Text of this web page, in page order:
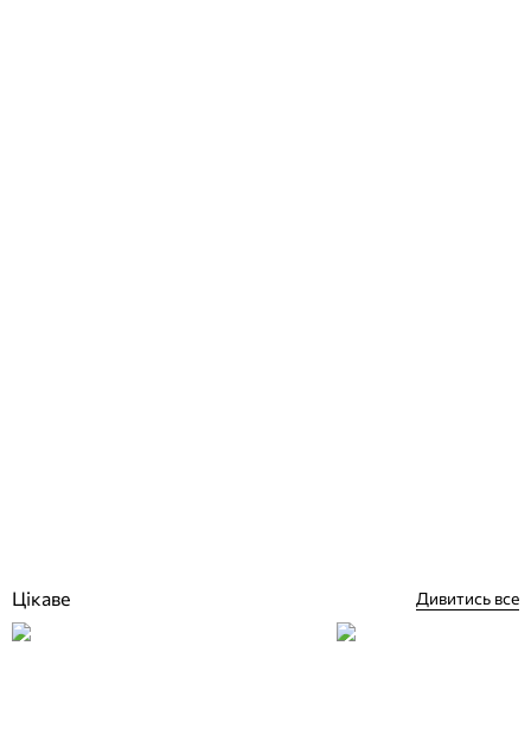
Цікаве Дивитись все